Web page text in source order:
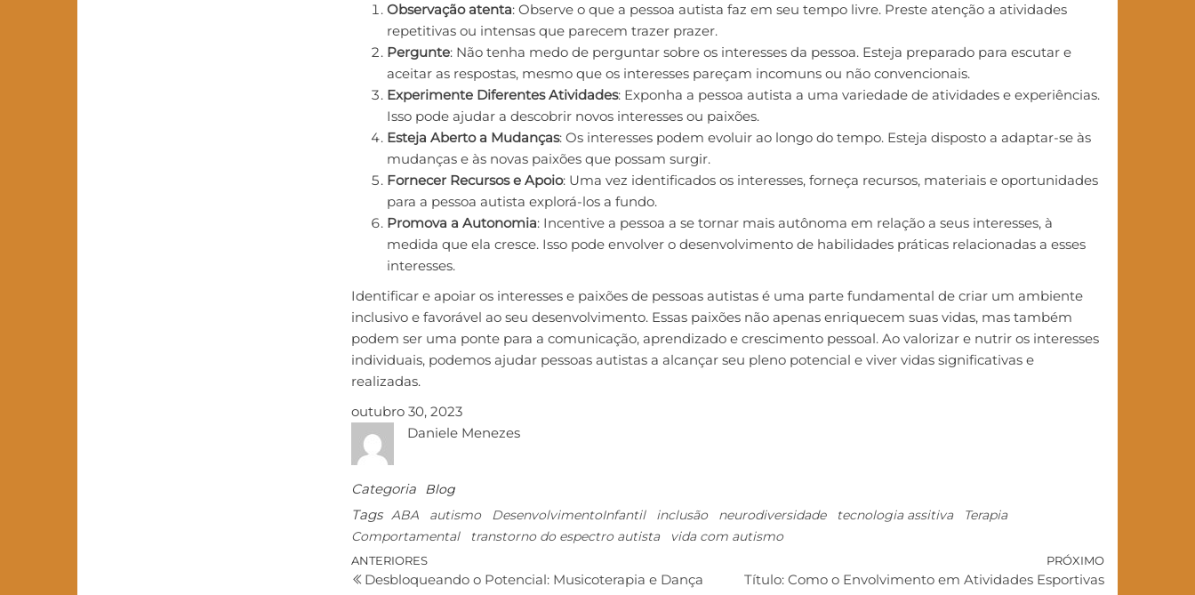
Observação atenta: Observe o que a pessoa autista faz em seu tempo livre. Preste atenção a atividades
repetitivas ou intensas que parecem trazer prazer.
Pergunte: Não tenha medo de perguntar sobre os interesses da pessoa. Esteja preparado para escutar e
aceitar as respostas, mesmo que os interesses pareçam incomuns ou não convencionais.
Experimente Diferentes Atividades: Exponha a pessoa autista a uma variedade de atividades e experiências.
Isso pode ajudar a descobrir novos interesses ou paixões.
Esteja Aberto a Mudanças: Os interesses podem evoluir ao longo do tempo. Esteja disposto a adaptar-se às
mudanças e às novas paixões que possam surgir.
Fornecer Recursos e Apoio: Uma vez identificados os interesses, forneça recursos, materiais e oportunidades
para a pessoa autista explorá-los a fundo.
Promova a Autonomia: Incentive a pessoa a se tornar mais autônoma em relação a seus interesses, à
medida que ela cresce. Isso pode envolver o desenvolvimento de habilidades práticas relacionadas a esses
interesses.
Identificar e apoiar os interesses e paixões de pessoas autistas é uma parte fundamental de criar um ambiente
inclusivo e favorável ao seu desenvolvimento. Essas paixões não apenas enriquecem suas vidas, mas também
podem ser uma ponte para a comunicação, aprendizado e crescimento pessoal. Ao valorizar e nutrir os interesses
individuais, podemos ajudar pessoas autistas a alcançar seu pleno potencial e viver vidas significativas e
realizadas.
outubro 30, 2023
Daniele Menezes
Categoria Blog
Tags ABA autismo DesenvolvimentoInfantil inclusão neurodiversidade tecnologia assitiva
Terapia
Comportamental
transtorno do espectro autista vida com autismo
ANTERIORES
Desbloqueando o Potencial: Musicoterapia e Dança
PRÓXIMO
Título: Como o Envolvimento em Atividades Esportivas